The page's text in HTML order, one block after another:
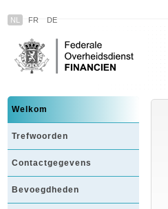
NL FR DE
Welkom
Trefwoorden
Contactgegevens
Bevoegdheden